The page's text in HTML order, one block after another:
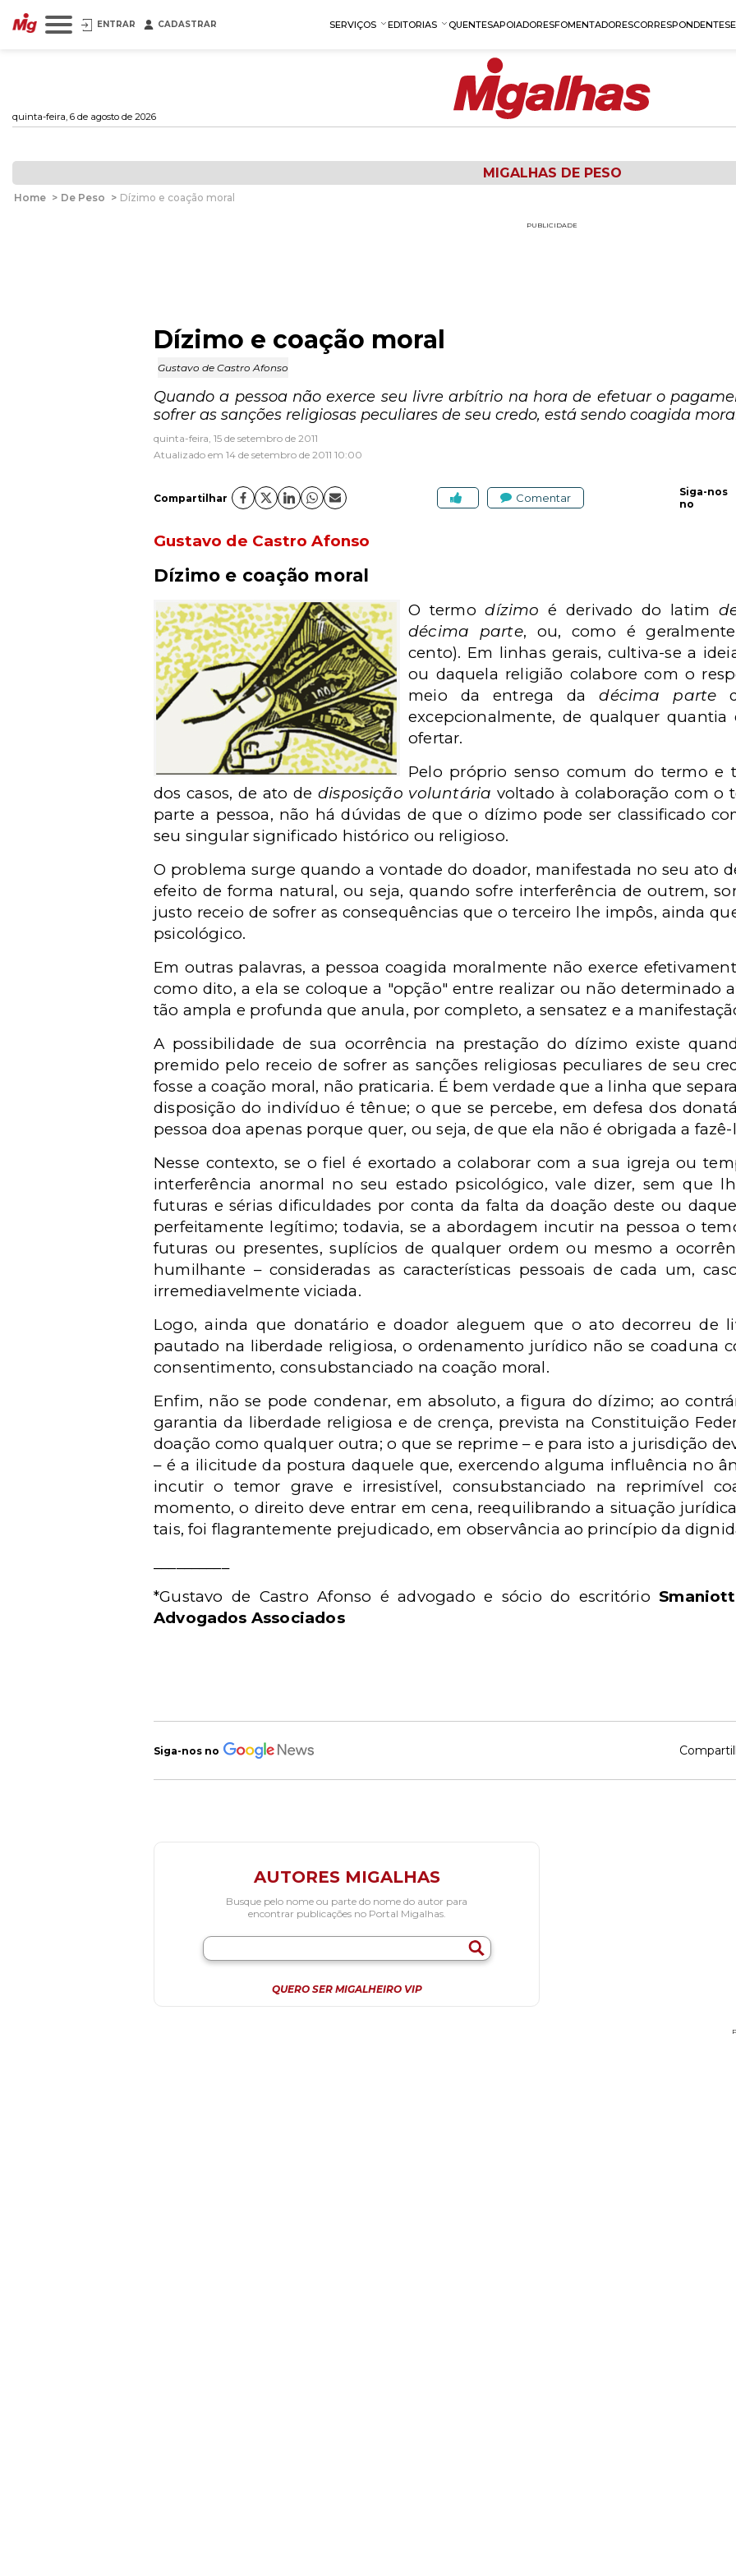
ENTRAR CADASTRAR SERVIÇOS EDITORIAS QUENTESAPOIADORESFOMENTADORESCORRESPONDENTES
quinta-feira, 6 de agosto de 2026
MIGALHAS DE PESO
Home > De Peso > Dízimo e coação moral
PUBLICIDADE
Dízimo e coação moral
Gustavo de Castro Afonso
Quando a pessoa não exerce seu livre arbítrio na hora de efetuar o
sofrer as sanções religiosas peculiares de seu credo, está sendo coagida
quinta-feira, 15 de setembro de 2011
Atualizado em 14 de setembro de 2011 10:00
Compartilhar Comentar
Siga-nos
no
Gustavo de Castro Afonso
Dízimo e coação moral
O termodízimoé derivado do latim
décima parte, ou, como é
cento). Em linhas gerais, cultiva-se a
ou daquela religião colabore com o
meio da entrega dadécima parte
excepcionalmente, de qualquer
ofertar.
Pelo próprio senso comum do termo e
dos casos, de ato de disposição voluntária voltado à colaboração com o
parte a pessoa, não há dúvidas de que o dízimo pode ser classificado
seu singular significado histórico ou religioso.
O problema surge quando a vontade do doador, manifestada no seu ato
efeito de forma natural, ou seja, quando sofre interferência de outrem,
justo receio de sofrer as consequências que o terceiro lhe impôs, ainda
psicológico.
Em outras palavras, a pessoa coagida moralmente não exerce
como dito, a ela se coloque a "opção" entre realizar ou não determinado
tão ampla e profunda que anula, por completo, a sensatez e a
A possibilidade de sua ocorrência na prestação do dízimo existe
premido pelo receio de sofrer as sanções religiosas peculiares de seu
fosse a coação moral, não praticaria. É bem verdade que a linha que
disposição do indivíduo é tênue; o que se percebe, em defesa dos
pessoa doa apenas porque quer, ou seja, de que ela não é obrigada a fazê-
Nesse contexto, se o fiel é exortado a colaborar com a sua igreja ou
interferência anormal no seu estado psicológico, vale dizer, sem que
futuras e sérias dificuldades por conta da falta da doação deste ou
perfeitamente legítimo; todavia, se a abordagem incutir na pessoa o
futuras ou presentes, suplícios de qualquer ordem ou mesmo a
humilhante – consideradas as características pessoais de cada um,
irremediavelmente viciada.
Logo, ainda que donatário e doador aleguem que o ato decorreu de
pautado na liberdade religiosa, o ordenamento jurídico não se coaduna
consentimento, consubstanciado na coação moral.
Enfim, não se pode condenar, em absoluto, a figura do dízimo; ao
garantia da liberdade religiosa e de crença, prevista na Constituição
doação como qualquer outra; o que se reprime – e para isto a jurisdição
– é a ilicitude da postura daquele que, exercendo alguma influência no
incutir o temor grave e irresistível, consubstanciado na reprimível
momento, o direito deve entrar em cena, reequilibrando a situação
tais, foi flagrantemente prejudicado, em observância ao princípio da
*Gustavo de Castro Afonso é advogado e sócio do escritório
Advogados Associados
Siga-nos no
AUTORES MIGALHAS
Busque pelo nome ou parte do nome do autor para
encontrar publicações no Portal Migalhas.
QUERO SER MIGALHEIRO VIP